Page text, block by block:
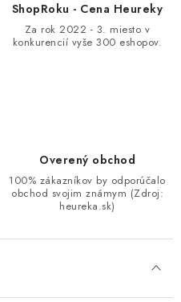
ShopRoku - Cena Heureky
Za rok 2022 - 3. miesto v
konkurencií vyše 300 eshopov.
Overený obchod
100% zákazníkov by odporúčalo
obchod svojim známym (Zdroj:
heureka.sk)